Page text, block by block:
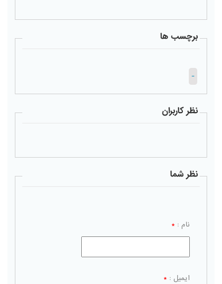
برچسب ها
-
نظر کاربران
نظر شما
نام : *
ایمیل : *